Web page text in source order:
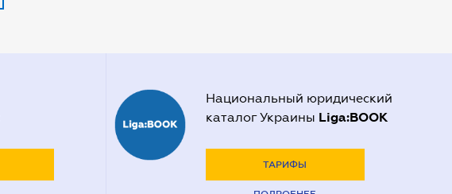
Национальный юридический
каталог Украины Liga:BOOK
ТАРИФЫ